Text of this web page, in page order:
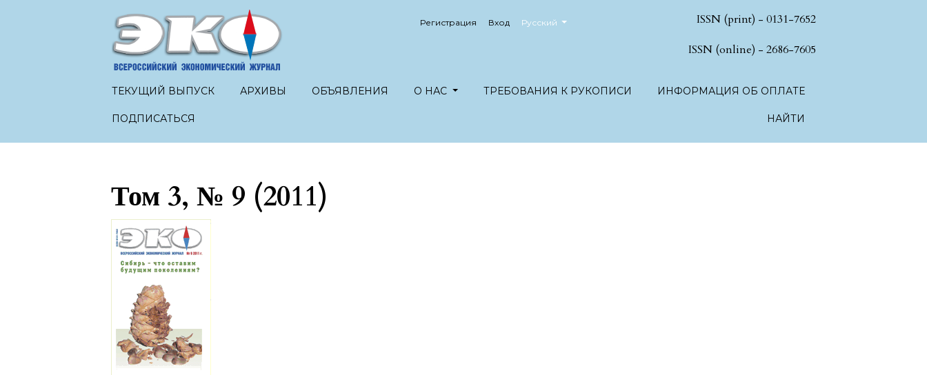
Регистрация Вход ##plugins.themes.healthSciences.language.toggle##
Русский
ISSN (print) - 0131-7652
ISSN (online) - 2686-7605
ТЕКУЩИЙ ВЫПУСК АРХИВЫ ОБЪЯВЛЕНИЯ О НАС ТРЕБОВАНИЯ К РУКОПИСИ ИНФОРМАЦИЯ ОБ ОПЛАТЕ
ПОДПИСАТЬСЯ НАЙТИ
Том 3, № 9 (2011)